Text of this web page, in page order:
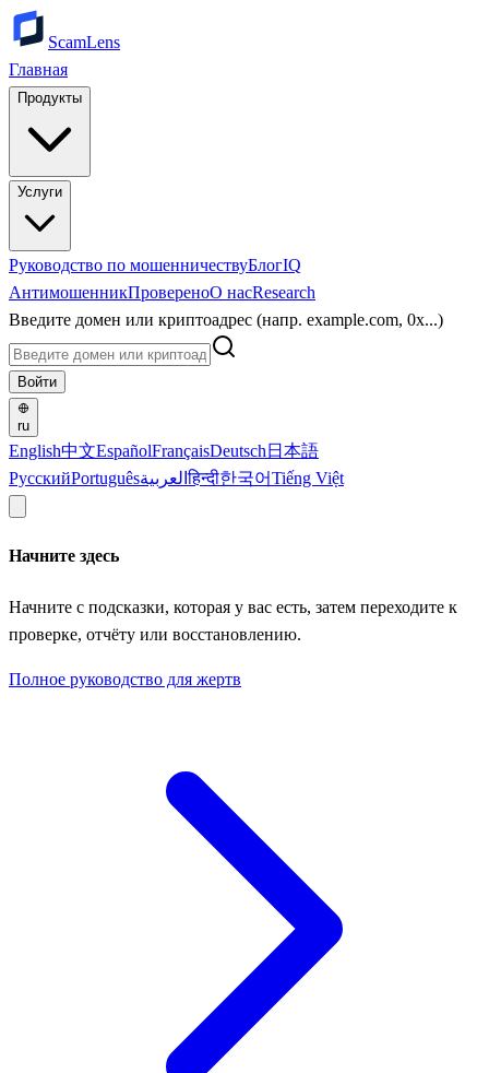
ScamLens
Главная
Продукты
Услуги
Руководство по мошенничествуБлогIQ
АнтимошенникПровереноО насResearch
Введите домен или криптоадрес (напр. example.com, 0x...)
Войти
ru
English中文EspañolFrançaisDeutsch 日本語
РусскийPortuguêsالعربيةहिन्दी한국어Tiếng Việt
Начните здесь
Начните с подсказки, которая у вас есть, затем переходите к
проверке, отчёту или восстановлению.
Полное руководство для жертв